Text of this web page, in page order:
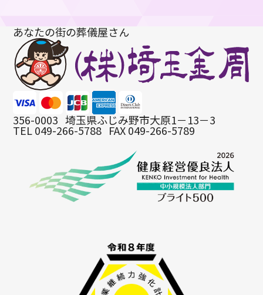
入会金などは全額をお返しします。
第１１条 (会員証の再発行について)
会員が会員証を紛失、再発行を求めるときは手数料(1,100円
税込)を納入していただきます。
第１２条 (お問い合わせについて)
この規約内容についてのお問い合わせは、埼玉金周本店
0120-42-5541にて行っております。
あなたの街の葬儀屋さん
356-0003 埼玉県ふじみ野市大原1－13－3
TEL 049-266-5788 FAX 049-266-5789